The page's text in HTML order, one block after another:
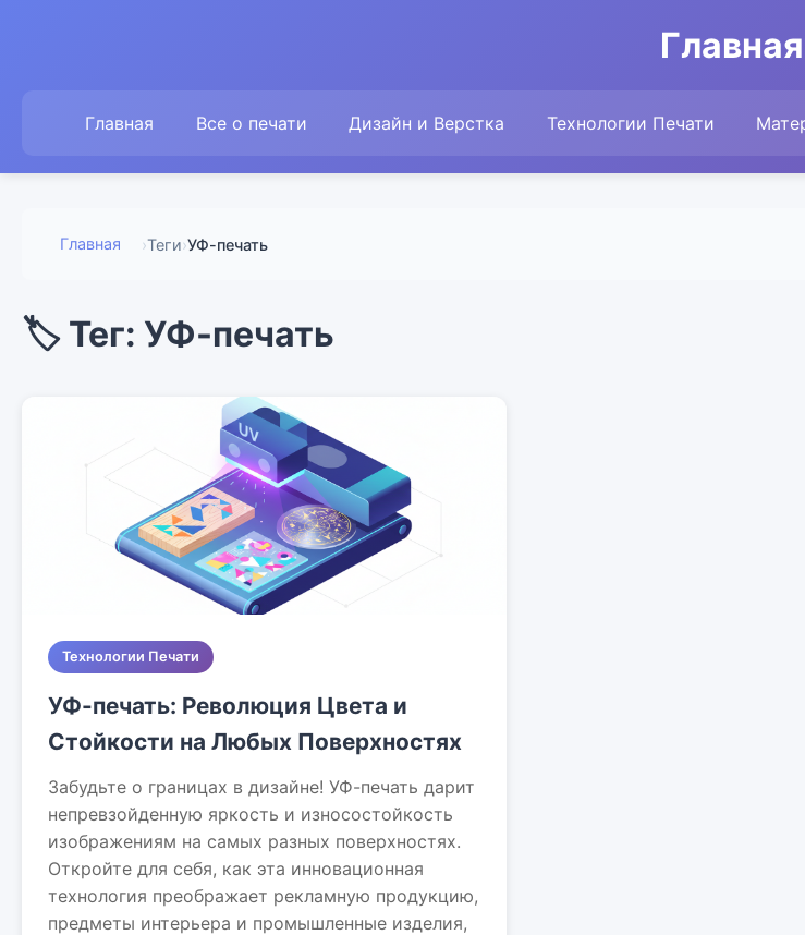
Главная
Главная Все о печати Дизайн и Верстка Технологии Печати
Главная ›Теги›УФ-печать
🏷️ Тег: УФ-печать
Технологии Печати
УФ-печать: Революция Цвета и
Стойкости на Любых Поверхностях
Забудьте о границах в дизайне! УФ-печать дарит
непревзойденную яркость и износостойкость
изображениям на самых разных поверхностях.
Откройте для себя, как эта инновационная
технология преображает рекламную продукцию,
предметы интерьера и промышленные изделия,